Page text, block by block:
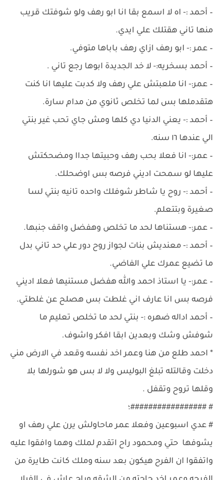
– أحمد :- اه لا اسمع بقا انا ابو رهف ولو شوفتك قريب
منها تاني هقتلك علي ايدي.
– عمر :- ابو رهف ازاي رهف باباها متوفي.
– أحمد بسخريه:- لا خد الجديدة ابوها رجع تاني .
– عمر:- انا ملعبتش علي رهف ولا كدبت عليها انا كنت
هتقدملها بس لما تخلص ثانوي من مدام سارة.
– أحمد :- يعني الدنيا دي كلها ومش جاي تحب غير بنتي
الي عندها ١٦ سنه.
– عمر:- انا فعلا بحب رهف وحبيتها جداا ومضحكتش
عليها لو سمحت اديني فرصه بس اوضحلك.
– أحمد :- روح يا شاطر شوفلك واحده تانيه بنتي لسا
صغيرة وبتتعلم.
– عمر:- هستناها لحد ما تخلص وهفضل واقف جنبها.
– أحمد :- معنديش بنات لجواز روح دور علي حد تاني بدل
ما تضيع عمرك علي الفاضي.
– عمر:- يا استاذ احمد والله هفضل مستنيها فعلا اديني
فرصه بس انا عارف اني غلطت بس هصلح عن غلطتي.
– أحمد اداله ضهره :- بنتي لحد ما تخلص تعليم ما
شوفش وشك وبعدين ابقا افكر واشوف.
* احمد طلع من هنا وعمر اخد نفسه وقعد في الارض مني
دخلت وقالتله تبلغ البوليس ولا لا بس هو شورلها بلا
وقلها تروح وتقفل .
# #################؛
# عدي اسبوعين وفعلا عمر ماحاولش يرن علي رهف او
يشوفها حتي ومحمود راح اتقدم لملك وهما وافقوا عليه
واتفقوا ان الفرح هيكون بعد سنه وملك كانت طايرة من